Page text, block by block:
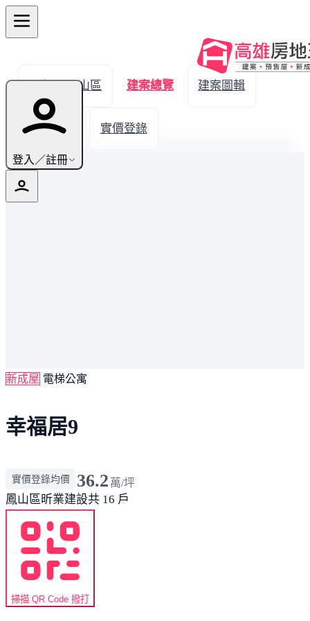
登入／註冊
← 返回鳳山區 建案總覽 建案圖輯
生活機能 實價登錄
新成屋 電梯公寓
幸福居9
實價登錄均價 36.2 萬/坪
鳳山區昕業建設共 16 戶
掃描 QR Code 撥打